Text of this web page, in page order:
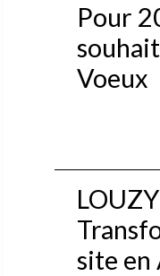
Pour
Voeux
site en